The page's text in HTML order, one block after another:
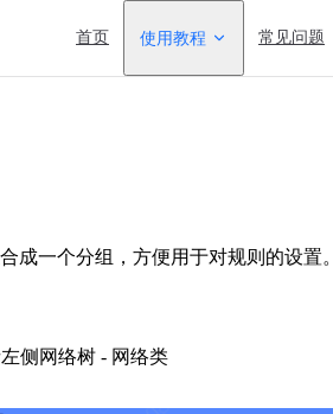
Main Navigation
首页 使用教程 常见问题
成一个分组，方便用于对规则的设置。
侧网络树 - 网络类